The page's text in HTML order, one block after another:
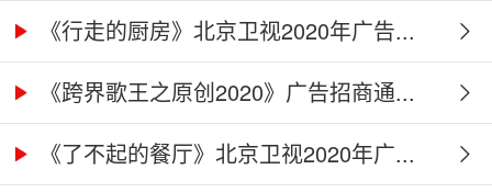
《行走的厨房》北京卫视2020年广告...
《跨界歌王之原创2020》广告招商通...
《了不起的餐厅》北京卫视2020年广...